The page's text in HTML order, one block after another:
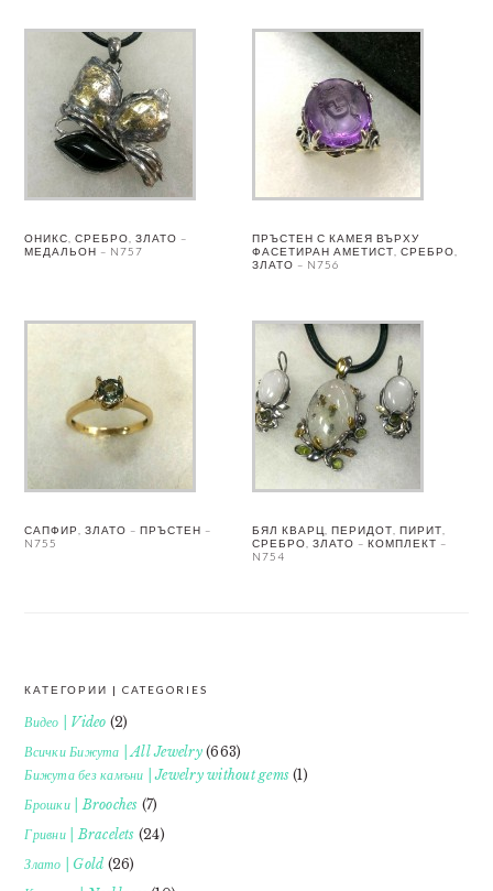
ОНИКС, СРЕБРО, ЗЛАТО –
МЕДАЛЬОН – N757
ПРЪСТЕН С КАМЕЯ ВЪРХУ
ФАСЕТИРАН АМЕТИСТ, СРЕБРО,
ЗЛАТО – N756
САПФИР, ЗЛАТО – ПРЪСТЕН –
N755
БЯЛ КВАРЦ, ПЕРИДОТ, ПИРИТ,
СРЕБРО, ЗЛАТО – КОМПЛЕКТ –
N754
FOOTER
КАТЕГОРИИ | CATEGORIES
Видео | Video (2)
Всички Бижута | All Jewelry(663)
Бижута без камъни | Jewelry without gems (1)
Брошки | Brooches (7)
Гривни | Bracelets (24)
Злато | Gold (26)